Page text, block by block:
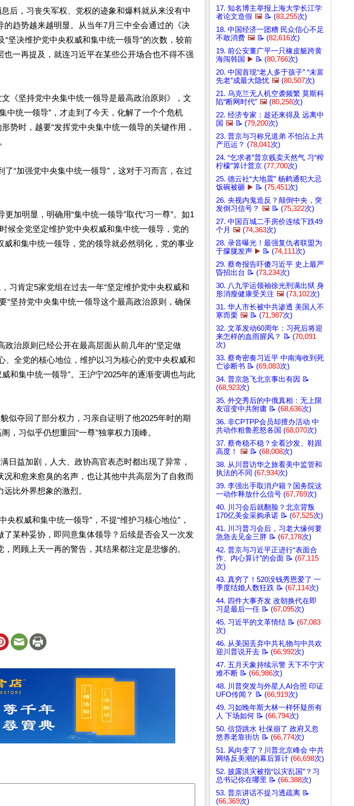
后，习丧失军权、党权的迹象和爆料就从来没有中
趋势越来越明显。从当年7月三中全会通过的《决
坚决维护党中央权威和集中统一领导”的次数，较前
一再提及，就连习近平在某些公开场合也不得不强
《坚持党中央集中统一领导是最高政治原则》，文
中统一领导”，才走到了今天，化解了一个个危机
势时，越要“发挥党中央集中统一领导的关键作用，
“加强党中央集中统一领导”，这对于习而言，在过
加明显，明确用“集中统一领导”取代“习一尊”。如1
候全党坚定维护党中央权威和集中统一领导，党的
和集中统一领导，党的领导就必然弱化，党的事业
习肯定5家党组在过去一年“坚定维护党中央权威和
“坚持党中央集中统一领导这个最高政治原则，确保
治原则已经公开在最高层面从前几年的“坚定做
、全党的核心地位，维护以习为核心的党中央权威和
和集中统一领导”。王沪宁2025年的逐渐变调也与此
似夺回了部分权力，习亲自证明了他2025年时的期
，习似乎仍想重回“一尊”独掌权力顶峰。
日益加剧，人大、政协高官表态时都出现了异常，
和愈来愈臭的名声，也让其他中共高层为了自救而
比外界想象的激烈。
权威和集中统一领导”，不提“维护习核心地位”，
某种妥协，即同意集体领导？后续是否会又一次发
罔顾上天一再的警告，其结果都注定是悲惨的。
17. 知名博主举报上海大学长江学
者论文造假 🖼️ 📝 (83,255次)
18. 中国经济一团糟 民众信心不足
不敢消费 🖼️ 📝 (82,616次)
19. 前公安董广平一只橡皮艇跨黄
海闯韩国 ▶️ 📝 (80,766次)
20. 中国首现“老人多于孩子” “未富
先老”成最大隐忧 🖼️ (80,507次)
21. 乌克兰无人机空袭频繁 莫斯科
陷“断网时代” 🖼️ (80,258次)
22. 经济专家：趁还来得及 远离中
国 🖼️ 📝 (79,200次)
23. 普京与习称兄道弟 不怕沾上共
产厄运？ (78,041次)
24. “乞求者”普京贱卖天然气 习“榨
柠檬”算计普京 (77,700次)
25. 德云社“大地震” 杨鹤通犯大忌
饭碗被砸 ▶️ 📝 (75,451次)
26. 央视内鬼造反？颠倒中央，突
发倒习信号？ 🖼️ 📝 (75,322次)
27. 中国百城二手房价连续下跌49
个月 🖼️ (74,363次)
28. 录音曝光！最强复仇者联盟为
于朦胧发声 ▶️ 📝 (74,111次)
29. 蔡奇报告吓傻习近平 史上最严
昏招出台 📝 (73,234次)
30. 八九学运领袖徐光刑满出狱 身
形消瘦健康受关注 🖼️ (73,102次)
31. 华人市长被中共渗透 美国人不
寒而栗 🖼️ 📝 (71,987次)
32. 文革发动60周年：习死后将迎
来怎样的血雨腥风？ 📝 (70,091
次)
33. 蔡奇密奏习近平 中南海收到死
亡诊断书 📝 (69,083次)
34. 普京急飞北京事出有因 📝
(68,923次)
35. 外交秀后的中俄真相：无上限
友谊变中共附庸 📝 (68,636次)
36. 非CPTPP会员却擅办活动 中
共动作粗鲁惹怒各国 (68,070次)
37. 蔡奇稳不稳？全看沙发、鞋跟
高度！
🖼️ 📝 (68,008次)
38. 从川普访华之旅看美中监管和
执法的不同 (67,934次)
39. 李强出手取消户籍？国务院这
一动作释放什么信号 (67,769次)
40. 川习会后就翻脸？北京背叛
170亿美金采购承诺 📝 (67,525次)
41. 川习普习会后，习老大缘何要
急急去见金三胖 📝 (67,178次)
42. 普京与习近平正进行“表面合
作、内心算计”的会面 📝 (67,115
次)
43. 真穷了！520没钱秀恩爱了 一
季度结婚人数狂跌 📝 (67,114次)
44. 四件大事齐发 改朝换代在即
习是最后一任 📝 (67,095次)
45. 习近平的文革情结 📝 (67,083
次)
46. 从美国丢弃中共礼物与中共欢
迎川普说开去 📝 (66,992次)
47. 五月天象持续示警 天下不宁灾
难不断 📝 (66,986次)
48. 川普突发与外星人AI合照 印证
UFO传闻？ 📝 (66,919次)
49. 习如晚年斯大林一样怀疑所有
人 下场如何 📝 (66,794次)
50. 信贷跳水 社保崩了 政府又忽
悠养老靠街坊 📝 (66,774次)
51. 风向变了？川普北京峰会 中共
网络反美潮的幕后算计 (66,698次)
52. 披露洪灾被指“以灾乱国”？习
总书记你在哪里 📝 (66,388次)
53. 普京讲话不提习透疏离 📝
(66,369次)